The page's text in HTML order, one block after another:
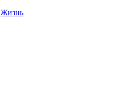
Жизнь